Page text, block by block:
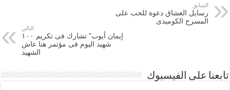
السابق
رسايل العشاق دعوة للحب على
المسرح الكوميدى
التالي
إيمان أيوب” تشارك فى تكريم ١٠٠
شهيد اليوم فى مؤتمر هنا عاش
الشهيد
تابعنا على الفيسبوك